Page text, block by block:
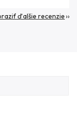
ďalšie recenzie